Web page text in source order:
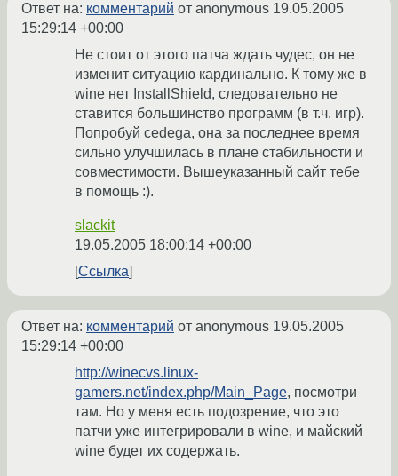
Ответ на: комментарий от anonymous 19.05.2005
15:29:14 +00:00
Не стоит от этого патча ждать чудес, он не
изменит ситуацию кардинально. К тому же в
wine нет InstallShield, следовательно не
ставится большинство программ (в т.ч. игр).
Попробуй cedega, она за последнее время
сильно улучшилась в плане стабильности и
совместимости. Вышеуказанный сайт тебе
в помощь :).
slackit
19.05.2005 18:00:14 +00:00
Ссылка
Ответ на: комментарий от anonymous 19.05.2005
15:29:14 +00:00
http://winecvs.linux-
gamers.net/index.php/Main_Page, посмотри
там. Но у меня есть подозрение, что это
патчи уже интегрировали в wine, и майский
wine будет их содержать.